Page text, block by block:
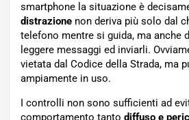
smartphone la situazione è
distrazione non deriva più solo dal
telefono mentre si guida, ma anche
leggere messaggi ed inviarli.
vietata dal Codice della Strada, ma
ampiamente in uso.
I controlli non sono sufficienti ad
comportamento tanto diffuso e